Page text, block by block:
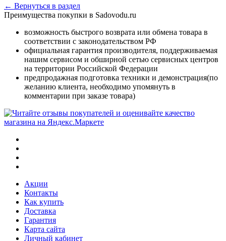
← Вернуться в раздел
Преимущества покупки в Sadovodu.ru
возможность быстрого возврата или обмена товара в
соответствии с законодательством РФ
официальная гарантия производителя, поддерживаемая
нашим сервисом и обширной сетью сервисных центров
на территории Российской Федерации
предпродажная подготовка техники и демонстрация(по
желанию клиента, необходимо упомянуть в
комментарии при заказе товара)
Акции
Контакты
Как купить
Доставка
Гарантия
Карта сайта
Личный кабинет